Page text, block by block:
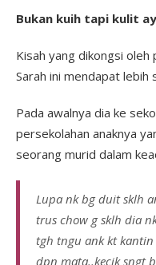
Bukan kuih tapi kulit
Kisah yang dikongsi
Sarah ini mendapat
Pada awalnya dia ke
persekolahan anaknya
seorang murid dalam
Lupa nk bg duit sklh
trus chow g sklh dia
tgh tngu ank kt
dpn mata..kecik sngt